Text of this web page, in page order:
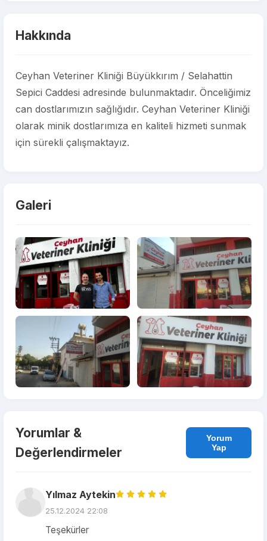
Hakkında
Ceyhan Veteriner Kliniği Büyükkırım / Selahattin
Sepici Caddesi adresinde bulunmaktadır. Önceliğimiz
can dostlarımızın sağlığıdır. Ceyhan Veteriner Kliniği
olarak minik dostlarımıza en kaliteli hizmeti sunmak
için sürekli çalışmaktayız.
Galeri
Yorumlar &
Değerlendirmeler
Yorum
Yap
Yılmaz Aytekin
25.12.2024 22:08
Teşekürler